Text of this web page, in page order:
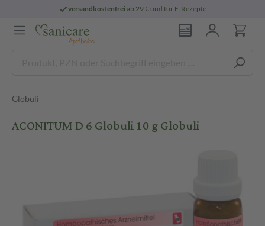
versandkostenfreiab 29 € und für E-Rezepte
Globuli
ACONITUM D 6 Globuli 10 g Globuli